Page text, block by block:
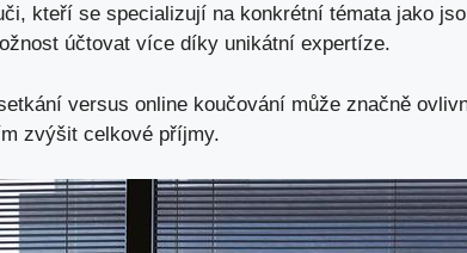
kteří se specializují ‍na konkrétní​ témata jako
účtovat více díky unikátní ⁣expertíze.
versus online koučování může značně
⁤zvýšit celkové příjmy.